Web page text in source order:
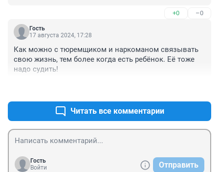
+0 –0
Гость
17 августа 2024, 17:28
Как можно с тюремщиком и наркоманом связывать
свою жизнь, тем более когда есть ребёнок. Её тоже
надо судить!
Читать все комментарии
Гость
Войти
Отправить